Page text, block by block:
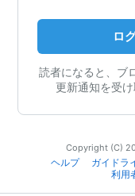
ロ
読者になると、ブ
更新通知を受
Copyright (C)
ヘルプ
ガイドラ
利用